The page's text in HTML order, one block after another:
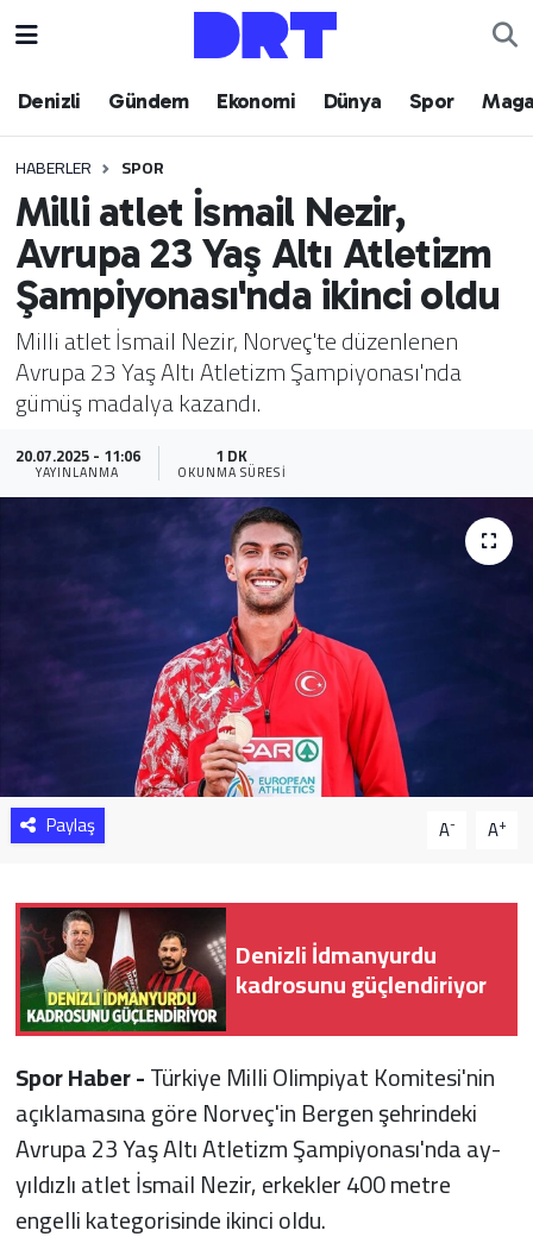
Denizli Gündem Ekonomi Dünya Spor
HABERLER SPOR
Milli atlet İsmail Nezir,
Avrupa 23 Yaş Altı Atletizm
Şampiyonası'nda ikinci oldu
Milli atlet İsmail Nezir, Norveç'te düzenlenen
Avrupa 23 Yaş Altı Atletizm Şampiyonası'nda
gümüş madalya kazandı.
20.07.2025 - 11:06
YAYINLANMA
1 DK
OKUNMA SÜRESI
Paylaş A- A+
Denizli İdmanyurdu
kadrosunu güçlendiriyor
Spor Haber -Türkiye Milli Olimpiyat Komitesi'nin
açıklamasına göre Norveç'in Bergen şehrindeki
Avrupa 23 Yaş Altı Atletizm Şampiyonası'nda ay-
yıldızlı atlet İsmail Nezir, erkekler 400 metre
engelli kategorisinde ikinci oldu.
Denizli
Ekonomi
Dünya
Spor
Magazin
Teknoloji
Sağlık
Yazarlar
Resmi İlan
Resmi Reklam
Hava Durumu
Puan Durumu ve Fikstür
Tüm Manşetler
Son Dakika Haberleri
Haber Arşivi